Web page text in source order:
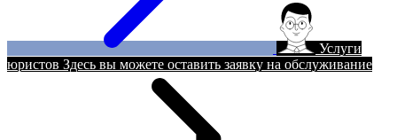
Услуги
юристов Здесь вы можете оставить заявку на обслуживание